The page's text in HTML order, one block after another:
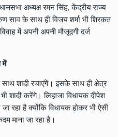
अध्यक्ष रमन सिंह, केंद्रीय राज्य
साव के साथ ही विजय शर्मा भी शिरकत
में अपनी अपनी मौजूदगी दर्ज
में
शादी रचाएंगे। इसके साथ ही क्षेत्र
शादी करेंगे। लिहाजा विधायक दीपेश
रहा है क्योंकि विधायक होकर भी ऐसी
माना जा रहा है।